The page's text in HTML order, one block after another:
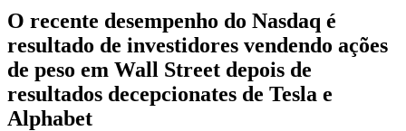
O recente desempenho do Nasdaq é
resultado de investidores vendendo ações
de peso em Wall Street depois de
resultados decepcionates de Tesla e
Alphabet